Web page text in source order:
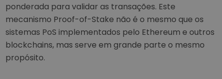
ponderada para validar as transações. Este
mecanismo Proof-of-Stake não é o mesmo que os
sistemas PoS implementados pelo Ethereum e outros
blockchains, mas serve em grande parte o mesmo
propósito.